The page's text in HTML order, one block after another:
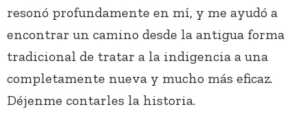
resonó profundamente en mí, y me ayudó a
encontrar un camino desde la antigua forma
tradicional de tratar a la indigencia a una
completamente nueva y mucho más eficaz.
Déjenme contarles la historia.